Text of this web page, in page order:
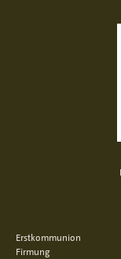
Erstkommunion
Firmung